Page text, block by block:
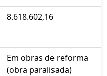
8.618.602,16
Em obras de reforma
(obra paralisada)